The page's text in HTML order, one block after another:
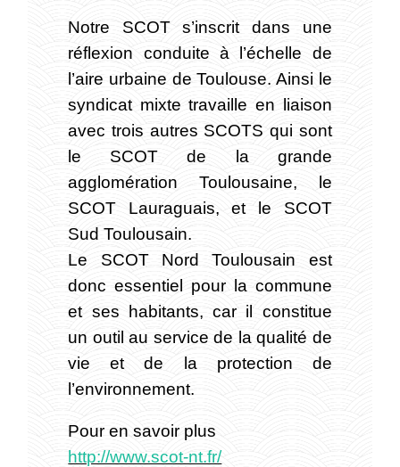
Notre SCOT s’inscrit dans une
réflexion conduite à l’échelle de
l’aire urbaine de Toulouse. Ainsi le
syndicat mixte travaille en liaison
avec trois autres SCOTS qui sont
le SCOT de la grande
agglomération Toulousaine, le
SCOT Lauraguais, et le SCOT
Sud Toulousain.
Le SCOT Nord Toulousain est
donc essentiel pour la commune
et ses habitants, car il constitue
un outil au service de la qualité de
vie et de la protection de
l’environnement.
Pour en savoir plus
http://www.scot-nt.fr/